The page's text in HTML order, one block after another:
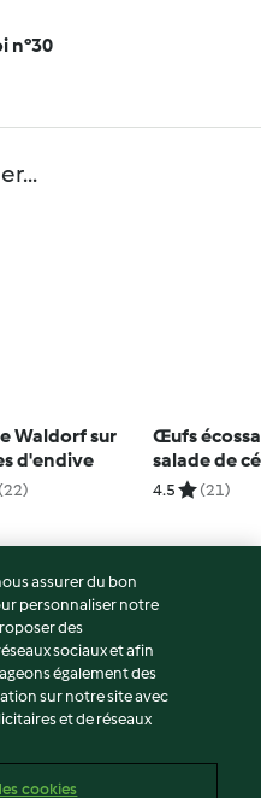
n°30
Waldorf sur
d'endive
(22)
Œufs
salade de
et carottes
4.5 (21)
assurer du bon
personnaliser notre
des
sociaux et afin
également des
sur notre site avec
et de réseaux
cookies